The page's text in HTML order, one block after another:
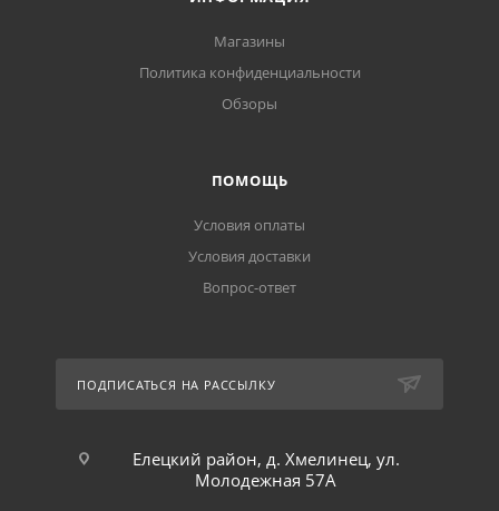
Магазины
Политика конфиденциальности
Обзоры
ПОМОЩЬ
Условия оплаты
Условия доставки
Вопрос-ответ
ПОДПИСАТЬСЯ НА РАССЫЛКУ
Елецкий район, д. Хмелинец, ул.
Молодежная 57А